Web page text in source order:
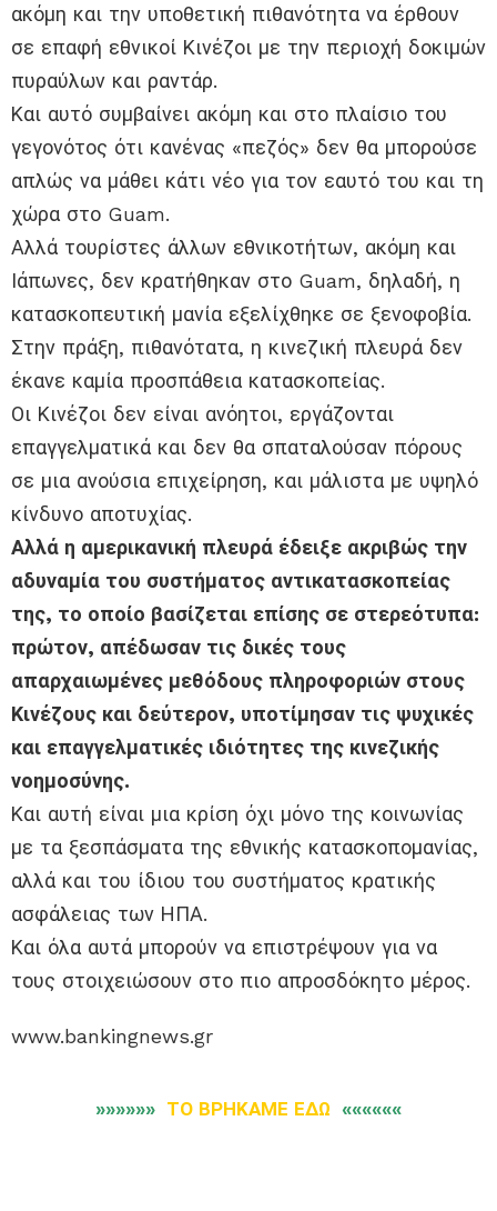
ακόμη και την υποθετική πιθανότητα να έρθουν
σε επαφή εθνικοί Κινέζοι με την περιοχή δοκιμών
πυραύλων και ραντάρ.
Και αυτό συμβαίνει ακόμη και στο πλαίσιο του
γεγονότος ότι κανένας «πεζός» δεν θα μπορούσε
απλώς να μάθει κάτι νέο για τον εαυτό του και τη
χώρα στο Guam.
Αλλά τουρίστες άλλων εθνικοτήτων, ακόμη και
Ιάπωνες, δεν κρατήθηκαν στο Guam, δηλαδή, η
κατασκοπευτική μανία εξελίχθηκε σε ξενοφοβία.
Στην πράξη, πιθανότατα, η κινεζική πλευρά δεν
έκανε καμία προσπάθεια κατασκοπείας.
Οι Κινέζοι δεν είναι ανόητοι, εργάζονται
επαγγελματικά και δεν θα σπαταλούσαν πόρους
σε μια ανούσια επιχείρηση, και μάλιστα με υψηλό
κίνδυνο αποτυχίας.
Αλλά η αμερικανική πλευρά έδειξε ακριβώς την
αδυναμία του συστήματος αντικατασκοπείας
της, το οποίο βασίζεται επίσης σε στερεότυπα:
πρώτον, απέδωσαν τις δικές τους
απαρχαιωμένες μεθόδους πληροφοριών στους
Κινέζους και δεύτερον, υποτίμησαν τις ψυχικές
και επαγγελματικές ιδιότητες της κινεζικής
νοημοσύνης.
Και αυτή είναι μια κρίση όχι μόνο της κοινωνίας
με τα ξεσπάσματα της εθνικής κατασκοπομανίας,
αλλά και του ίδιου του συστήματος κρατικής
ασφάλειας των ΗΠΑ.
Και όλα αυτά μπορούν να επιστρέψουν για να
τους στοιχειώσουν στο πιο απροσδόκητο μέρος.
www.bankingnews.gr
»»»»»» ΤΟ ΒΡΗΚΑΜΕ ΕΔΩ ««««««